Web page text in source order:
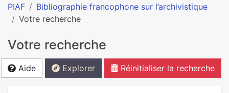
PIAF
Bibliographie francophone sur l’archivistique
Votre recherche
Votre recherche
Aide Explorer Réinitialiser la recherche